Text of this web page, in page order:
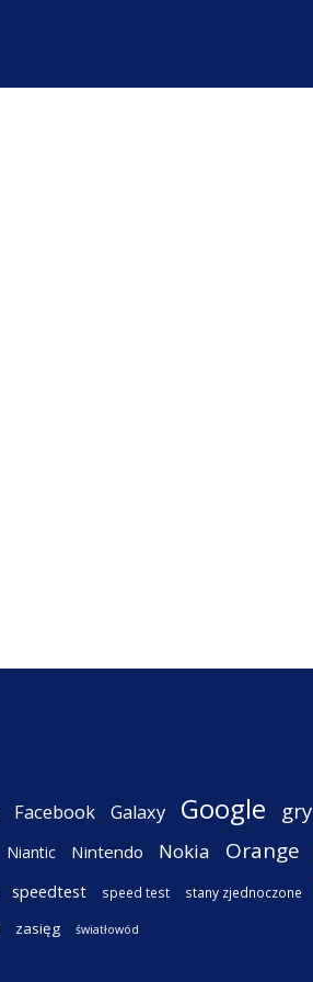
Facebook Galaxy Google gry
Niantic Nintendo Nokia Orange
speedtest speed test stany zjednoczone
zasięg światłowód